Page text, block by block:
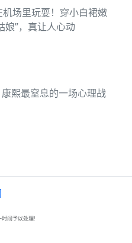
机场里玩耍！穿小白裙嫩
娘”，真让人心动
熙最窒息的一场心理战
间予以处理!